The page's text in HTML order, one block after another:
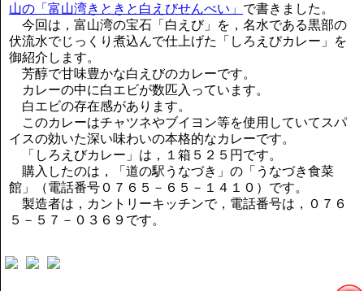
山の「富山湾きときと白えびせんべい」 で書きました。
今回は，富山湾の宝石「白えび」を，名水である黒部の
伏流水でじっくり煮込んで仕上げた「しろえびカレー」を
御紹介します。
芳醇で甘味豊かな白えびのカレーです。
カレーの中に白エビが数匹入っています。
白エビの存在感があります。
このカレーはチャツネやブイヨン等を使用していてスパ
イスの効いた深い味わいの本格的なカレーです。
「しろえびカレー」は，１箱５２５円です。
購入したのは，「道の駅うなづき」の「うなづき食菜
館」（電話番号０７６５－６５－１４１０）です。
製造者は，カントリーキッチンで，電話番号は，０７６
５－５７－０３６９です。